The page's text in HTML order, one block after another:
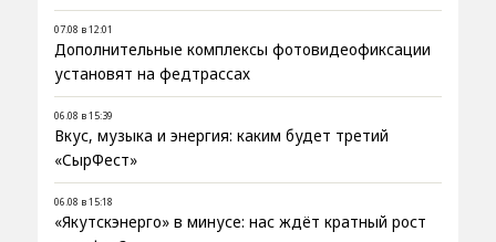
07.08 в 12:01
Дополнительные комплексы фотовидеофиксации
установят на федтрассах
06.08 в 15:39
Вкус, музыка и энергия: каким будет третий
«СырФест»
06.08 в 15:18
«Якутскэнерго» в минусе: нас ждёт кратный рост